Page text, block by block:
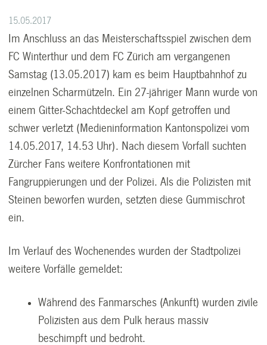
15.05.2017
Im Anschluss an das Meisterschaftsspiel zwischen dem
FC Winterthur und dem FC Zürich am vergangenen
Samstag (13.05.2017) kam es beim Hauptbahnhof zu
einzelnen Scharmützeln. Ein 27-jähriger Mann wurde von
einem Gitter-Schachtdeckel am Kopf getroffen und
schwer verletzt (Medieninformation Kantonspolizei vom
14.05.2017, 14.53 Uhr). Nach diesem Vorfall suchten
Zürcher Fans weitere Konfrontationen mit
Fangruppierungen und der Polizei. Als die Polizisten mit
Steinen beworfen wurden, setzten diese Gummischrot
ein.
Im Verlauf des Wochenendes wurden der Stadtpolizei
weitere Vorfälle gemeldet:
Während des Fanmarsches (Ankunft) wurden zivile
Polizisten aus dem Pulk heraus massiv
beschimpft und bedroht.